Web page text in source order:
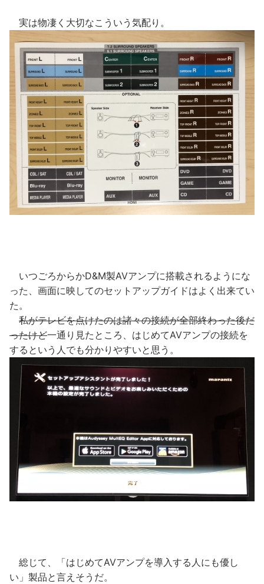
実は物凄く大切なこういう気配り。
いつごろからかD&M製AVアンプに搭載されるようにな
った、画面に映してのセットアップガイドはよく出来てい
た。
私がテレビを点けたのは諸々の接続が全部終わった後だ
ったけど一通り見たところ、はじめてAVアンプの接続を
するという人でも分かりやすいと思う。
総じて、「はじめてAVアンプを導入する人にも優し
い」製品と言えそうだ。